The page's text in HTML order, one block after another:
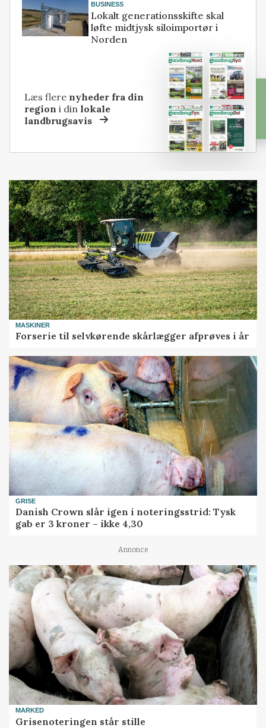
BUSINESS
Lokalt generationsskifte skal
løfte midtjysk siloimportør i
Norden
Læs flere nyheder fra din
region i dinlokale
landbrugsavis
MASKINER
Forserie til selvkørende skårlægger afprøves i år
GRISE
Danish Crown slår igen i noteringsstrid: Tysk
gab er 3 kroner – ikke 4,30
Annonce
MARKED
Grisenoteringen står stille